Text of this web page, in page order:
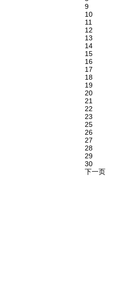
9
10
11
12
13
14
15
16
17
18
19
20
21
22
23
25
26
27
28
29
30
下一页